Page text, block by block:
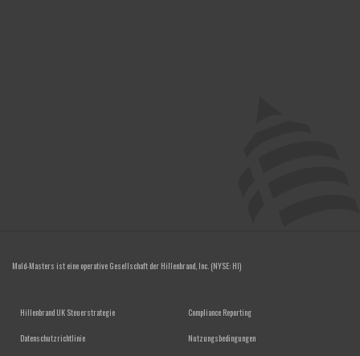
Mold-Masters ist eine operative Gesellschaft der Hillenbrand, Inc. (NYSE: HI)
FOOTER MENU
Hillenbrand UK Steuerstrategie Compliance Reporting
Datenschutzrichtlinie Nutzungsbedingungen